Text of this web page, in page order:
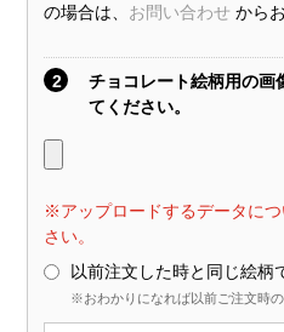
の場合は、 お問い合わせ から
2
チョコレート絵柄用の画
てください。
※アップロードするデータに
さい。
以前注文した時と同じ絵柄
※おわかりになれば以前ご注文時の